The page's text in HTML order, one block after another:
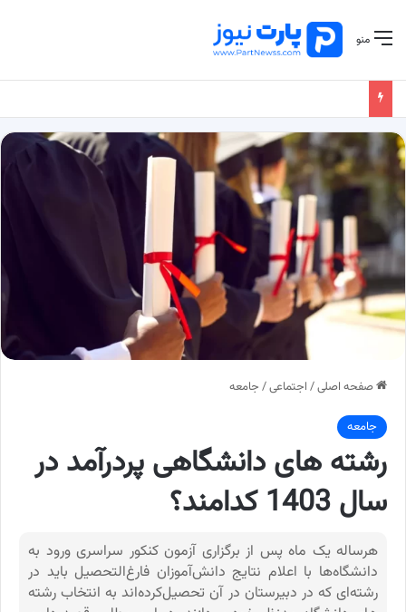
منو
صفحه اصلی/ اجتماعی/ جامعه
جامعه
رشته های دانشگاهی پردرآمد در
سال 1403 کدامند؟
هرساله یک ماه پس از برگزاری آزمون کنکور سراسری ورود به
دانشگاه‌ها با اعلام نتایج دانش‌آموزان فارغ‌التحصیل باید در
رشته‌ای که در دبیرستان در آن تحصیل‌کرده‌اند به انتخاب رشته